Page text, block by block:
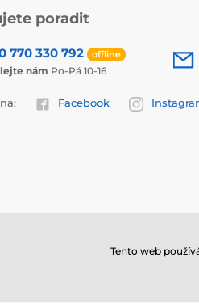
poradit
770 330 792 offline
nám Po-Pá 10-16
Facebook
Tento web